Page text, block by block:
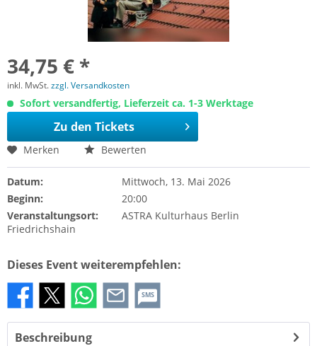
34,75 € *
inkl. MwSt.zzgl. Versandkosten
Sofort versandfertig, Lieferzeit ca. 1-3 Werktage
Zu den Tickets
Merken Bewerten
Datum:
Mittwoch, 13. Mai 2026
Beginn:
20:00
Veranstaltungsort:
ASTRA Kulturhaus Berlin
Friedrichshain
Dieses Event weiterempfehlen:
SMS
Beschreibung